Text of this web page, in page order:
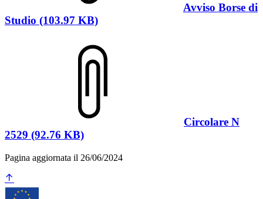
Avviso Borse di
Studio (103.97 KB)
Circolare N
2529 (92.76 KB)
Pagina aggiornata il 26/06/2024